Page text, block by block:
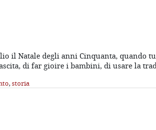
il Natale degli anni Cinquanta, quando
di far gioire i bambini, di usare la
,storia